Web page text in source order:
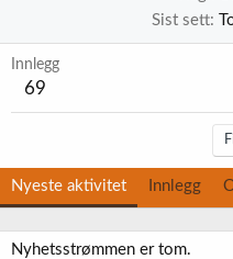
Sist sett
Innlegg
69
Nyeste aktivitet Innlegg
Nyhetsstrømmen er tom.